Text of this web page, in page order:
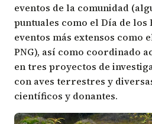
eventos de la comunidad
puntuales como el Día de los
eventos más extensos como
PNG), así como coordinado
en tres proyectos de
con aves terrestres y
científicos y donantes.